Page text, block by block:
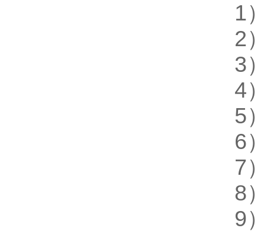
1
2
3
4
5
6
7
8
9